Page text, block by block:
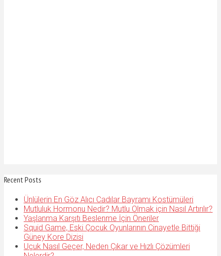
Recent Posts
Ünlülerin En Göz Alıcı Cadılar Bayramı Kostümüleri
Mutluluk Hormonu Nedir? Mutlu Olmak için Nasıl Artırılır?
Yaşlanma Karşıtı Beslenme İçin Öneriler
Squid Game, Eski Çocuk Oyunlarının Cinayetle Bittiği
Güney Kore Dizisi
Uçuk Nasıl Geçer, Neden Çıkar ve Hızlı Çözümleri